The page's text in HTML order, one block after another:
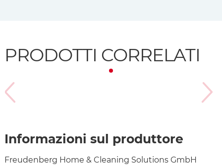
PRODOTTI CORRELATI
Informazioni sul produttore
Freudenberg Home & Cleaning Solutions GmbH